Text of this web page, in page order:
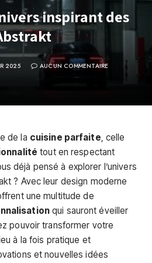
inspirant des
2025
AUCUN COMMENTAIRE
de la cuisine parfaite, celle
tout en respectant
déjà pensé à explorer l’univers
? Avec leur design moderne
une multitude de
qui sauront éveiller
pouvoir transformer votre
à la fois pratique et
et nouvelles idées